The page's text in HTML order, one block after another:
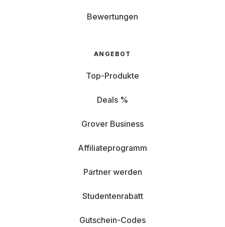
Bewertungen
ANGEBOT
Top-Produkte
Deals %
Grover Business
Affiliateprogramm
Partner werden
Studentenrabatt
Gutschein-Codes